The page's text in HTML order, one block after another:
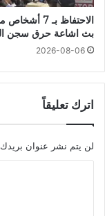
الاحتفاظ بـ 7
بث اشاعة حرق سجن
2026-08-06
اترك تعليقاً
لن يتم نشر عنوان بريدك